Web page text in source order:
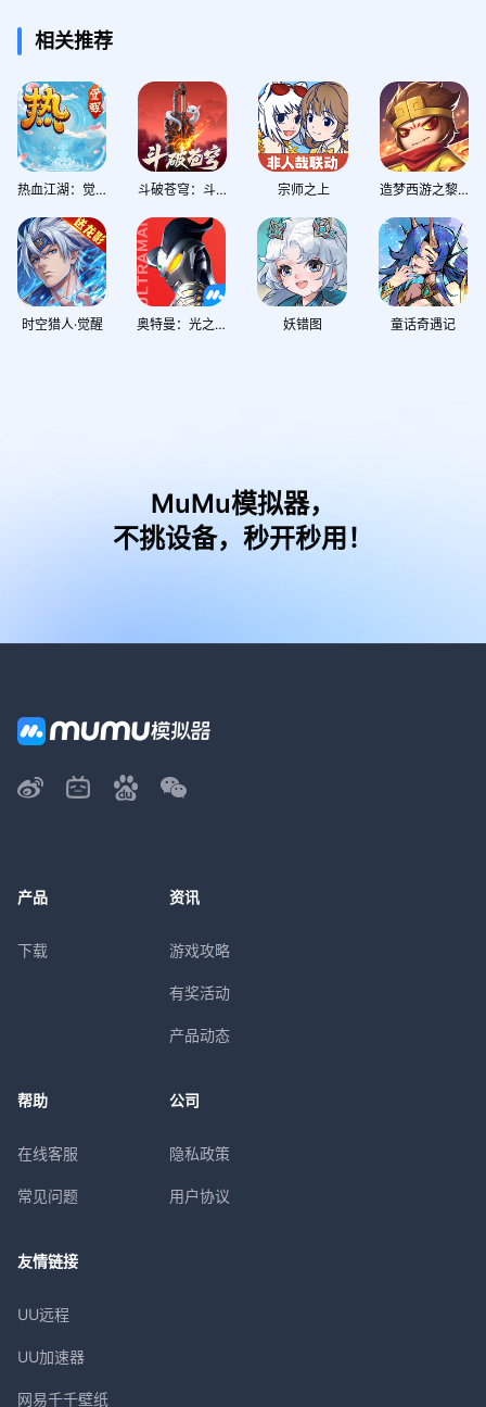
相关推荐
热血江湖：觉醒 斗破苍穹：斗帝之路 宗师之上 造梦西游之黎尤浩劫篇
时空猎人·觉醒 奥特曼：光之战士 妖错图 童话奇遇记
MuMu模拟器，
不挑设备，秒开秒用！
产品
下载
资讯
游戏攻略
有奖活动
产品动态
帮助
在线客服
常见问题
公司
隐私政策
用户协议
友情链接
UU远程
UU加速器
网易千千壁纸